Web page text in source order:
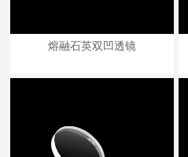
熔融石英双凹透镜